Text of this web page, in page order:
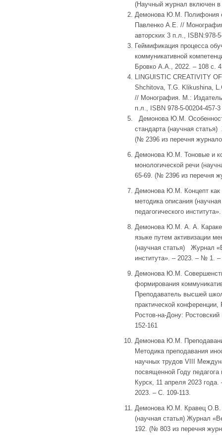
(Научный журнал включен
Демонова Ю.М. Полифония
Павленко А.Е. //
авторских 3 п.л., ISBN:978-
Геймификация процесса
коммуникативной
Бровко А.А., 2022. – 108 с.
LINGUISTIC CREATIVITY
Shchitova, T.G. Klikushina,
// Монография. М.:
п.л., ISBN 978-5-00204-457-3
Демонова Ю.М.
стандарта (научная
(№ 2396 из перечня
Демонова Ю.М. Тоновые и
монологической речи
65-69. (№ 2396 из перечня
Демонова Ю.М. Концепт как
методика описания
педагогического
Демонова Ю.М. А. А.
языке путем активизации
(научная статья) Журнал
института». – 2023. – № 1.
Демонова Ю.М.
формирования
Преподаватель высшей
практической
Ростов-на-Дону:
152-161
Демонова Ю.М.
Методика преподавания
научных трудов VIII
посвященной Году
Курск, 11 апреля 2023
2023. – С. 109-113.
Демонова Ю.М. Кравец О.В.
(научная статья) Журнал
192. (№ 803 из перечня